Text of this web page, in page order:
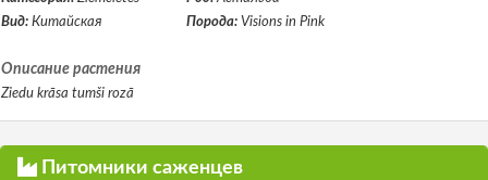
Вид: Китайская Порода: Visions in Pink
Описание растения
Ziedu krāsa tumši rozā
Питомники саженцев